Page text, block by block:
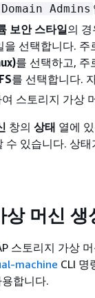
Domain Admins
보안 스타일의
을 선택합니다.
를 선택하고,
를 선택합니다.
스토리지 가상
창의 상태 열에
수 있습니다. 상태
상 머신 생
스토리지 가상
machine CLI 명
합니다.